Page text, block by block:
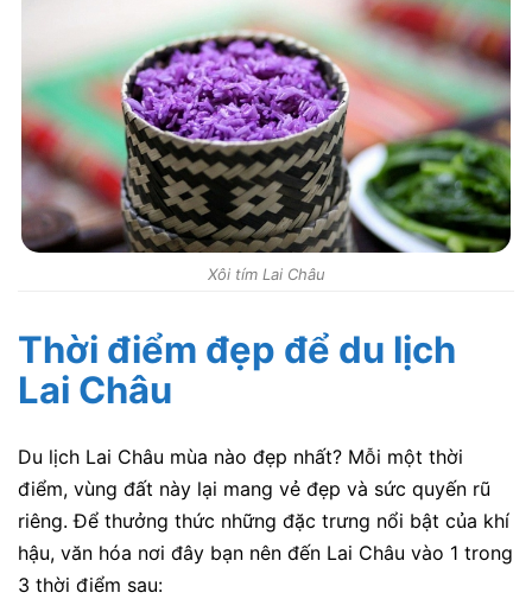
Xôi tím Lai Châu
Thời điểm đẹp để du lịch
Lai Châu
Du lịch Lai Châu mùa nào đẹp nhất? Mỗi một thời
điểm, vùng đất này lại mang vẻ đẹp và sức quyến rũ
riêng. Để thưởng thức những đặc trưng nổi bật của khí
hậu, văn hóa nơi đây bạn nên đến Lai Châu vào 1 trong
3 thời điểm sau: